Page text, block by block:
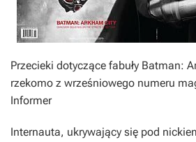
Przecieki dotyczące fabuły Batman:
rzekomo z wrześniowego numeru
Informer
Internauta, ukrywający się pod